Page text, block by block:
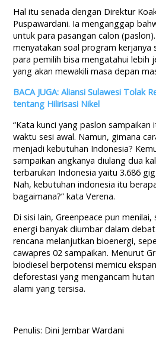
Hal itu senada dengan Direktur
Puspawardani. Ia menganggap
untuk parapasangan calon (paslon)
menyatakan soal program kerjanya
para pemilih bisa mengatahui lebih
yang akan mewakili masa depan
BACA JUGA: Aliansi Sulawesi Tolak
tentang Hilirisasi Nikel
“Kata kunci yang paslon
waktu sesi awal. Namun, gimana
menjadi kebutuhan Indonesia?
sampaikan angkanya diulang dua
terbarukan Indonesia yaitu 3.686
Nah, kebutuhan indonesia itu
bagaimana?” kata Verena.
Di sisi lain, Greenpeace pun
energi banyak diumbar dalam
rencana melanjutkan bioenergi,
cawapres 02 sampaikan. Menurut
biodiesel berpotensi memicu
deforestasi yang mengancam
alami yang tersisa.
Penulis: Dini Jembar Wardani